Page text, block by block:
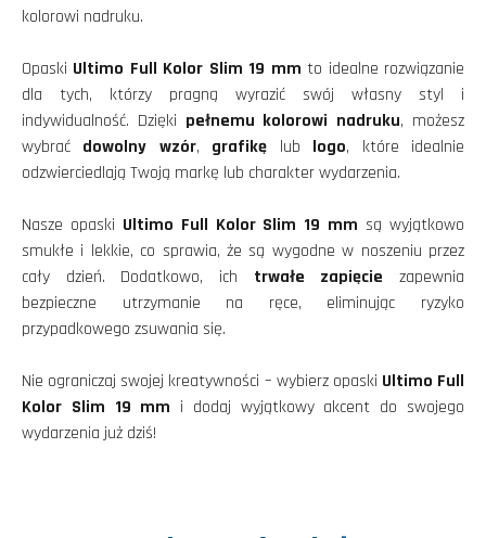
kolorowi nadruku.
Opaski Ultimo Full Kolor Slim 19 mm to idealne rozwiązanie
dla tych, którzy pragną wyrazić swój własny styl i
indywidualność. Dzięki pełnemu kolorowi nadruku, możesz
wybrać dowolny wzór, grafikę lub logo, które idealnie
odzwierciedlają Twoją markę lub charakter wydarzenia.
Nasze opaski Ultimo Full Kolor Slim 19 mm są wyjątkowo
smukłe i lekkie, co sprawia, że są wygodne w noszeniu przez
cały dzień. Dodatkowo, ich trwałe zapięcie zapewnia
bezpieczne utrzymanie na ręce, eliminując ryzyko
przypadkowego zsuwania się.
Nie ograniczaj swojej kreatywności – wybierz opaski Ultimo Full
Kolor Slim 19 mm i dodaj wyjątkowy akcent do swojego
wydarzenia już dziś!